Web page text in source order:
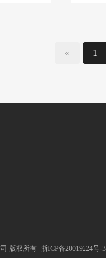
« 1
版权所有 浙ICP备20019224号-3